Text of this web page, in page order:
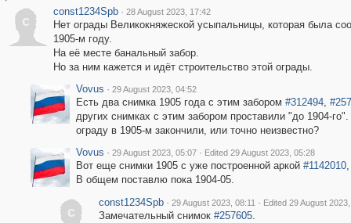
c
const1234Spb · 28 August 2023, 17:42
Нет ограды Великокняжеской усыпальницы, которая была
1905-м году.
На её месте банальный забор.
Но за ним кажется и идёт строительство этой ограды.
Vovus · 29 August 2023, 04:52
Есть два снимка 1905 года с этим забором #312494,
других снимках с этим забором проставили "до 1904-
ограду в 1905-м закончили, или точно неизвестно?
Vovus · 29 August 2023, 05:07 · Edited 29 August 2023, 05:28
Вот еще снимки 1905 с уже построенной аркой #1142010
В общем поставлю пока 1904-05.
c
const1234Spb · 29 August 2023, 08:11 · Edited 29 August
Замечательный снимок #257605.